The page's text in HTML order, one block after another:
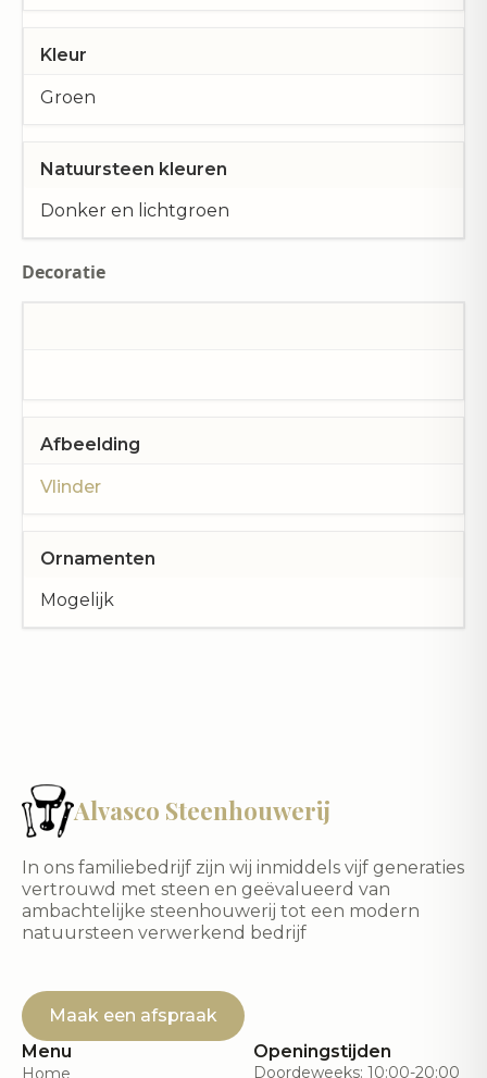
Kleur
Groen
Natuursteen kleuren
Donker en lichtgroen
Decoratie
Afbeelding
Vlinder
Ornamenten
Mogelijk
Alvasco Steenhouwerij
In ons familiebedrijf zijn wij inmiddels vijf generaties
vertrouwd met steen en geëvalueerd van
ambachtelijke steenhouwerij tot een modern
natuursteen verwerkend bedrijf
Maak een afspraak
Menu
Home
Openingstijden
Doordeweeks: 10:00-20:00